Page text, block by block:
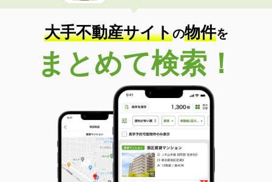
大手不動産サイトの物件を
まとめて検索！